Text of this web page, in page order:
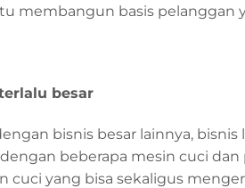
membangun basis pelanggan
besar
bisnis besar lainnya,
beberapa mesin cuci
cuci yang bisa sekaligus